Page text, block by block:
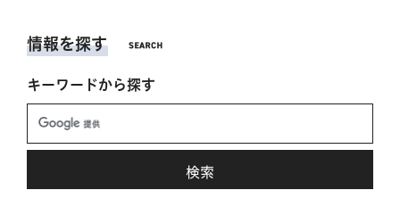
情報を探す
キーワードから探す